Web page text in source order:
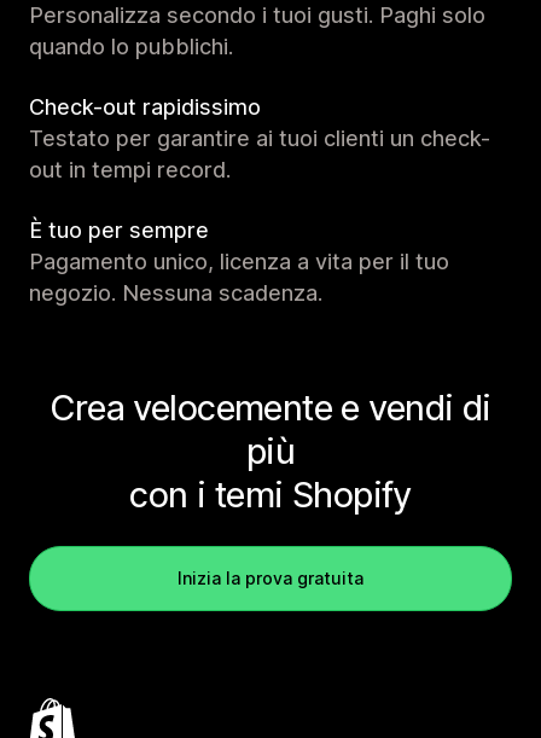
Personalizza secondo i tuoi gusti. Paghi solo
quando lo pubblichi.
Check-out rapidissimo
Testato per garantire ai tuoi clienti un check-
out in tempi record.
È tuo per sempre
Pagamento unico, licenza a vita per il tuo
negozio. Nessuna scadenza.
Crea velocemente e vendi di
più
con i temi Shopify
Inizia la prova gratuita